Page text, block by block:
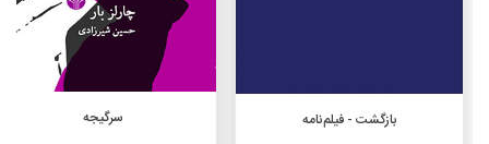
افزودن به سبد خرید
سرگیجه افزودن به سبد خرید
بازگشت - فیلم‌نامه